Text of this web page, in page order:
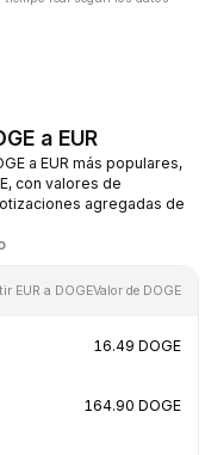
a EUR
a EUR más populares,
con valores de
agregadas de
EUR a DOGEValor de DOGE
16.49 DOGE
164.90 DOGE